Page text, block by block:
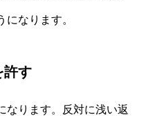
なります。
許す
なります。反対に浅い返